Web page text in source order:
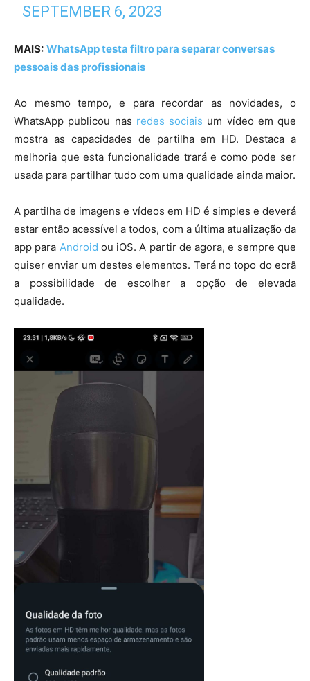
SEPTEMBER 6, 2023
MAIS: WhatsApp testa filtro para separar conversas
pessoais das profissionais
Ao mesmo tempo, e para recordar as novidades, o
WhatsApp publicou nas redes sociais um vídeo em que
mostra as capacidades de partilha em HD. Destaca a
melhoria que esta funcionalidade trará e como pode ser
usada para partilhar tudo com uma qualidade ainda maior.
A partilha de imagens e vídeos em HD é simples e deverá
estar então acessível a todos, com a última atualização da
app para Android ou iOS. A partir de agora, e sempre que
quiser enviar um destes elementos. Terá no topo do ecrã
a possibilidade de escolher a opção de elevada
qualidade.